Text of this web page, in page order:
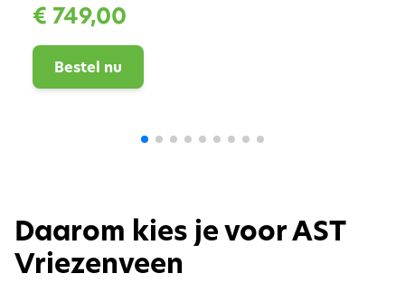
€ 749,00
Bestel nu
Daarom kies je voor AST
Vriezenveen